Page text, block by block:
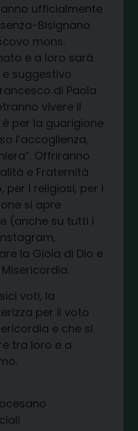
ufficialmente
Bisignano
mons.
e a loro sarà
suggestivo
di Paola
vivere il
per la guarigione
l’accoglienza,
Offriranno
e Fraternità
per i religiosi, per i
si apre
(anche su tutti i
la Gioia di Dio e
voti, la
per il voto
e che si
tra loro e a